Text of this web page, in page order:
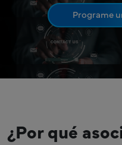
Programe
¿Por qué